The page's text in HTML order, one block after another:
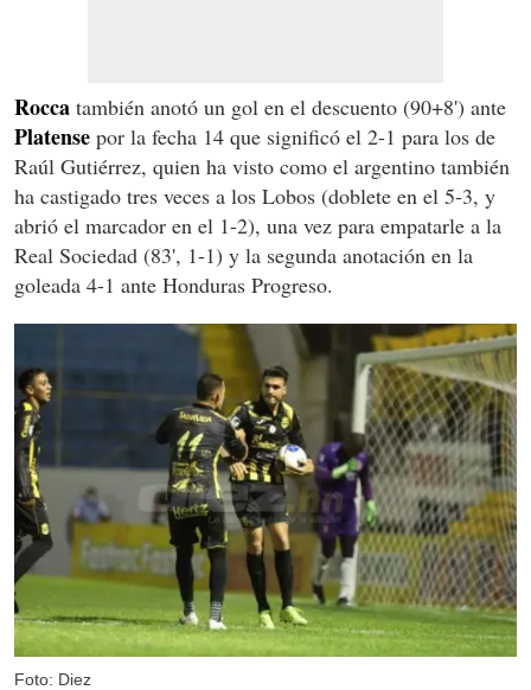
Rocca también anotó un gol en el descuento (90+8') ante
Platense por la fecha 14 que significó el 2-1 para los de
Raúl Gutiérrez, quien ha visto como el argentino también
ha castigado tres veces a los Lobos (doblete en el 5-3, y
abrió el marcador en el 1-2), una vez para empatarle a la
Real Sociedad (83', 1-1) y la segunda anotación en la
goleada 4-1 ante Honduras Progreso.
Foto: Diez